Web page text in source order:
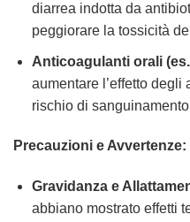
diarrea indotta da
peggiorare la tossicità
Anticoagulanti orali
aumentare l’effetto degli
rischio di
Precauzioni e Avvertenze:
Gravidanza e
abbiano mostrato effetti